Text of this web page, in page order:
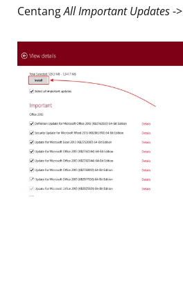
CentangAll Important Updates->